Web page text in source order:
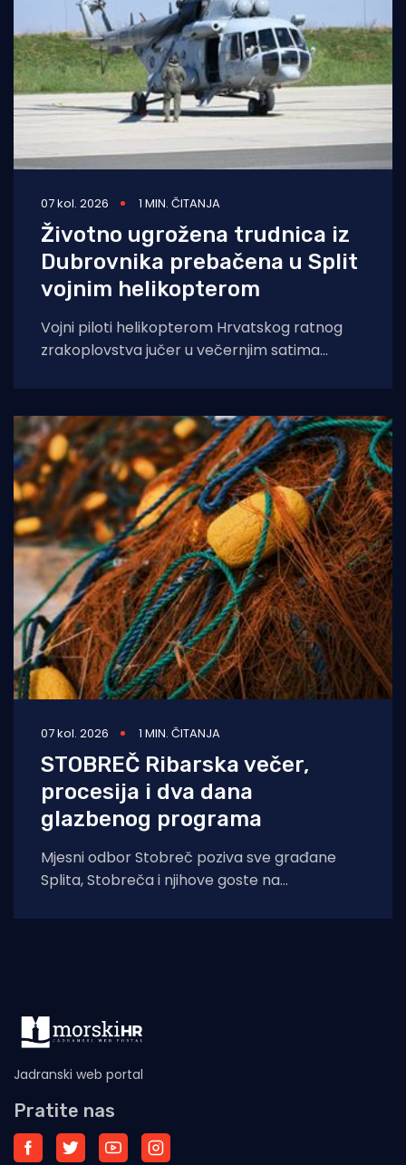
07 kol. 2026 1 MIN. ČITANJA
Životno ugrožena trudnica iz
Dubrovnika prebačena u Split
vojnim helikopterom
Vojni piloti helikopterom Hrvatskog ratnog
zrakoplovstva jučer u večernjim satima
07 kol. 2026 1 MIN. ČITANJA
STOBREČ Ribarska večer,
procesija i dva dana
glazbenog programa
Mjesni odbor Stobreč poziva sve građane
Splita, Stobreča i njihove goste na
Jadranski web portal
Pratite nas